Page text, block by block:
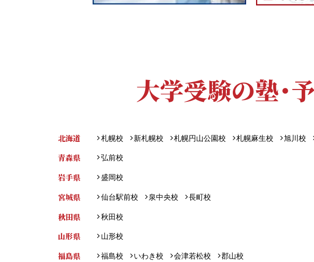
大学受験の塾・
北海道 札幌校 新札幌校 札幌円山公園校 札幌麻生校 旭川校
青森県 弘前校
岩手県 盛岡校
宮城県 仙台駅前校 泉中央校 長町校
秋田県 秋田校
山形県 山形校
福島県 福島校 いわき校 会津若松校 郡山校